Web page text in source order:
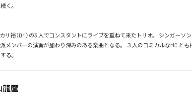
く。
カリ裕（Dr.）の3 人でコンスタントにライブを重ねて来たトリオ。 シンガーソ
メンバーの演奏が加わり深みのある楽曲となる。 ３人のコミカルなMC とも
る。
龍麿